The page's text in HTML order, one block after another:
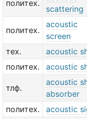
политех.
scattering
политех.
acoustic
screen
тех. acoustic
политех.
acoustic
тлф.
acoustic
absorber
политех.
acoustic